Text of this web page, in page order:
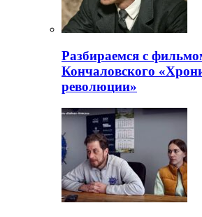
Разбираемся с
Кончаловского
революции»